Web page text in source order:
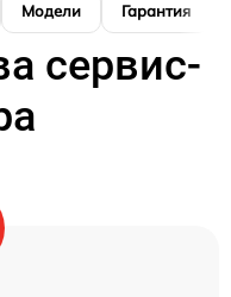
Модели Гарантия
сервис-